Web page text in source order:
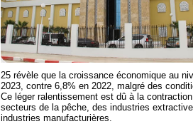
25 révèle que la croissance économique au
2023, contre 6,8% en 2022, malgré des
Ce léger ralentissement est dû à la
secteurs de la pêche, des industries
industries manufacturières.